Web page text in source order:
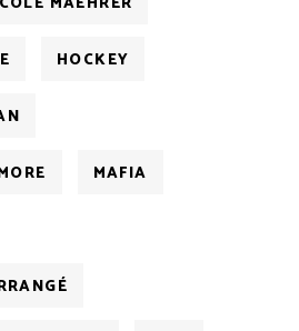
HOCKEY
MAFIA